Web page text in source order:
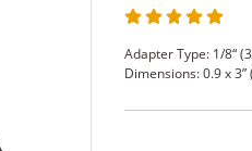
Adapter Type: 1/8“
Dimensions: 0.9 x